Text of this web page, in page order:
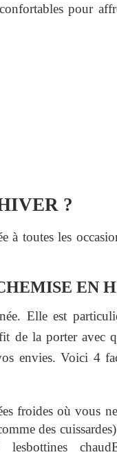
pour
?
à toutes les
EN
Elle est
de la porter avec
envies. Voici 4
froides où vous
des